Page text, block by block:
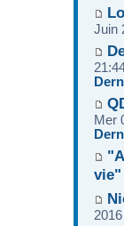
Juin
Mer
vie"